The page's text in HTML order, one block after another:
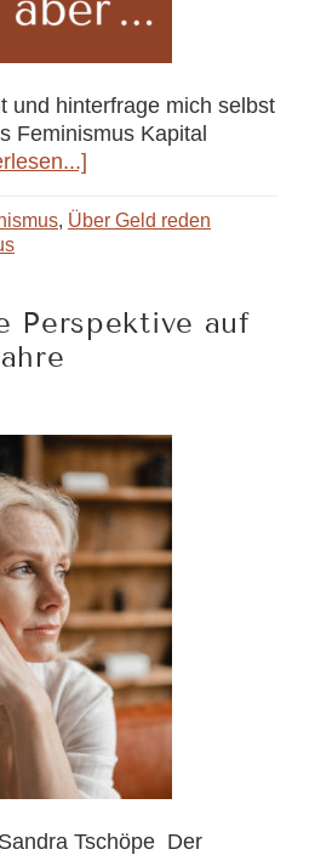
und hinterfrage mich selbst
Feminismus Kapital
mit
, Über Geld reden
Perspektive auf
Tschöpe Der